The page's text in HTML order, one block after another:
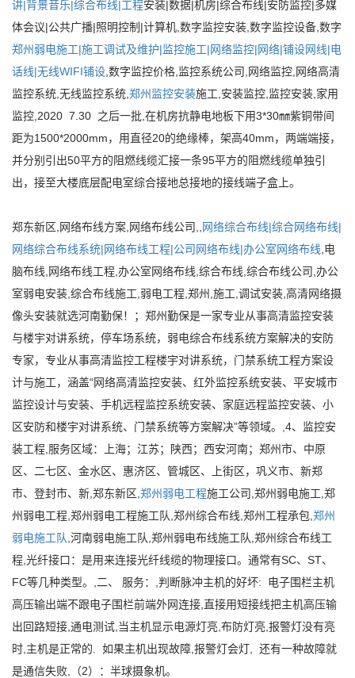
讲|背景音乐|综合布线|工程安装|数据|机房|综合布线|安防监控|多媒
体会议|公共广播|照明控制|计算机,数字监控安装,数字监控设备,数字
郑州弱电施工|施工调试及维护|监控施工|网络监控|网络|铺设网线|电
话线|无线WIFI铺设 ,数字监控价格,监控系统公司,网络监控,网络高清
监控系统,无线监控系统, 郑州监控安装施工,安装监控,监控安装,家用
监控,2020 7.30 之后一批,在机房抗静电地板下用3*30㎜紫铜带间
距为1500*2000mm，用直径20的绝缘棒，架高40mm，两端端接，
并分别引出50平方的阻燃线缆汇接一条95平方的阻燃线缆单独引
出，接至大楼底层配电室综合接地总接地的接线端子盒上。
郑东新区,网络布线方案,网络布线公司,,
网络综合布线|综合网络布线|
网络综合布线系统|网络布线工程|公司网络布线|办公室网络布线 ,电
脑布线,网络布线工程,办公室网络布线,综合布线,综合布线公司,办公
室弱电安装,综合布线施工,弱电工程,郑州,施工,调试安装,高清网络摄
像头安装就选河南勤保！；郑州勤保是一家专业从事高清监控安装
与楼宇对讲系统，停车场系统，弱电综合布线系统方案解决的安防
专家，专业从事高清监控工程楼宇对讲系统，门禁系统工程方案设
计与施工，涵盖“网络高清监控安装、红外监控系统安装、平安城市
监控设计与安装、手机远程监控系统安装、家庭远程监控安装、小
区安防和楼宇对讲系统、门禁系统等方案解决”等领域。,4、监控安
装工程,服务区域：上海；江苏；陕西；西安河南；郑州市、中原
区、二七区、金水区、惠济区、管城区、上街区，巩义市、新郑
市、登封市、新,郑东新区, 郑州弱电工程施工公司,郑州弱电施工,郑
州弱电工程,郑州弱电工程施工队,郑州综合布线,郑州工程承包, 郑州
弱电施工队 ,河南弱电施工队,郑州弱电布线施工队,郑州综合布线工
程,光纤接口：是用来连接光纤线缆的物理接口。通常有SC、ST、
FC等几种类型。,二、 服务：,判断脉冲主机的好坏: 电子围栏主机
高压输出端不跟电子围栏前端外网连接,直接用短接线把主机高压输
出回路短接,通电测试,当主机显示电源灯亮,布防灯亮,报警灯没有亮
时,主机是正常的. 如果主机出现故障,报警灯会灯, 还有一种故障就
是通信失败,（2）：半球摄象机。